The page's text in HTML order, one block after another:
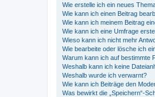
Wie erstelle ich ein neues
Wie kann ich einen Beitrag
Wie kann ich meinem Beitrag
Wie kann ich eine Umfrage
Wieso kann ich nicht mehr
Wie bearbeite oder lösche ich
Warum kann ich auf bestimmte
Weshalb kann ich keine
Weshalb wurde ich verwarnt?
Wie kann ich Beiträge den
Was bewirkt die „Speichern“-